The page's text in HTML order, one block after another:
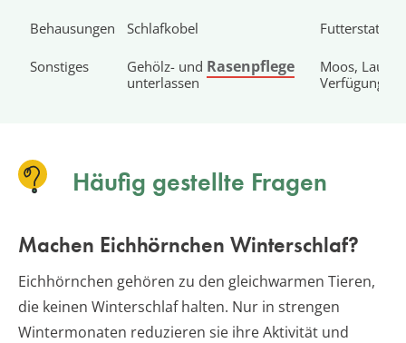
Behausungen Schlafkobel
Sonstiges Gehölz- und Rasenpflege
unterlassen
Moos, Laub
Verfügung
Häufig gestellte Fragen
Machen Eichhörnchen Winterschlaf?
Eichhörnchen gehören zu den gleichwarmen Tieren,
die keinen Winterschlaf halten. Nur in strengen
Wintermonaten reduzieren sie ihre Aktivität und